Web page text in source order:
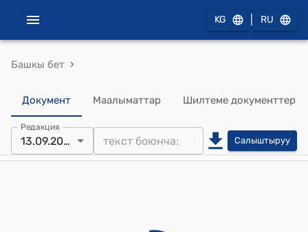
KG RU
Башкы бет ›
Документ Маалыматтар Шилтеме документтер
Редакция
13.09.2024 Салыштыруу